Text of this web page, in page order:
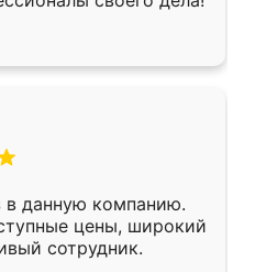
красота.
в данную компанию.
цены, широкий
сотрудник.